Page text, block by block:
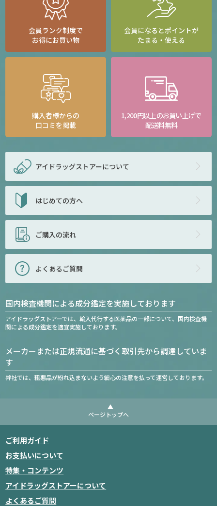
会員ランク制度で
お得にお買い物
会員になるとポイントが
たまる・使える
購入者様からの
口コミを掲載
1,200円以上のお買い上げで
配送料無料
アイドラッグストアーについて
はじめての方へ
ご購入の流れ
よくあるご質問
国内検査機関による成分鑑定を実施しております
アイドラッグストアーでは、輸入代行する医薬品の一部について、国内検査機
関による成分鑑定を適宜実施しております。
メーカーまたは正規流通に基づく取引先から調達していま
す
弊社では、粗悪品が紛れ込まないよう細心の注意を払って運営しております。
ページトップへ
ご利用ガイド
お支払いについて
特集・コンテンツ
アイドラッグストアーについて
よくあるご質問